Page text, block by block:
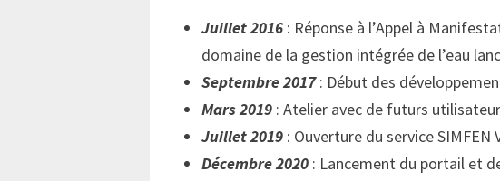
Juillet 2016: Réponse à l’Appel à
domaine de la gestion intégrée de l’eau
Septembre 2017: Début des
Mars 2019 : Atelier avec de futurs
Juillet 2019 : Ouverture du service SIMFEN
Décembre 2020 : Lancement du portail et